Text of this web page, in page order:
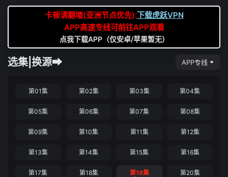
卡顿请翻墙(亚洲节点优先):下载虎跃VPN
APP高速专线可前往APP观看
点我下载APP（仅安卓/苹果暂无）
选集|换源➡ APP专线
第01集 第02集 第03集 第04集
第05集 第06集 第07集 第08集
第09集 第10集 第11集 第12集
第13集 第14集 第15集 第16集
第17集 第18集 第19集 第20集